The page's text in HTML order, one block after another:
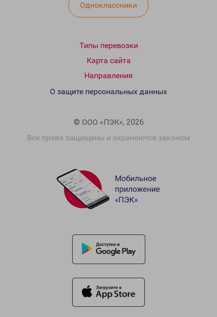
Одноклассники
Типы перевозки
Карта сайта
Направления
© ООО «ПЭК», 2026
Все права защищены и охраняются законом
О защите персональных данных